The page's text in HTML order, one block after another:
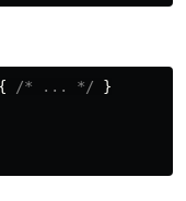
{ /* ... */ }